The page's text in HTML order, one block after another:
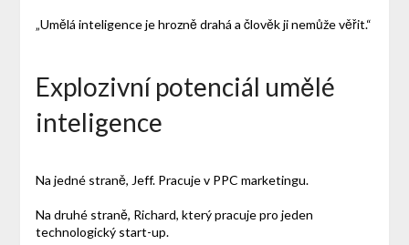
„Umělá inteligence je hrozně drahá a člověk ji nemůže věřit.“
Explozivní potenciál umělé
inteligence
Na jedné straně, Jeff. Pracuje v PPC marketingu.
Na druhé straně, Richard, který pracuje pro jeden
technologický start-up.